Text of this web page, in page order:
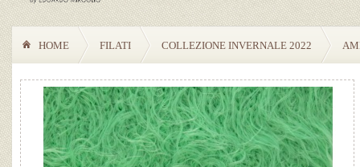
HOME FILATI COLLEZIONE INVERNALE 2022